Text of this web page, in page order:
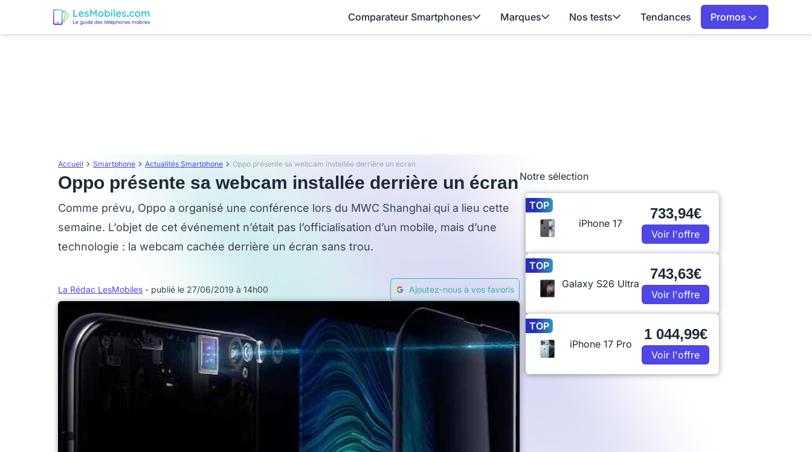
Comparateur Smartphones Marques Nos tests Tendances Promos
Accueil Smartphone Actualités Smartphone Oppo présente sa webcam installée derrière un écran
Oppo présente sa webcam installée derrière un écran
Comme prévu, Oppo a organisé une conférence lors du MWC Shanghai qui a lieu cette
semaine. L’objet de cet événement n’était pas l’officialisation d’un mobile, mais d’une
technologie : la webcam cachée derrière un écran sans trou.
La Rédac LesMobiles - publié le 27/06/2019 à 14h00 Ajoutez-nous à vos favoris
Notre sélection
TOP
iPhone 17
733,94€
Voir l'offre
TOP
Galaxy S26 Ultra
743,63€
Voir l'offre
TOP
iPhone 17 Pro
1 044,99€
Voir l'offre